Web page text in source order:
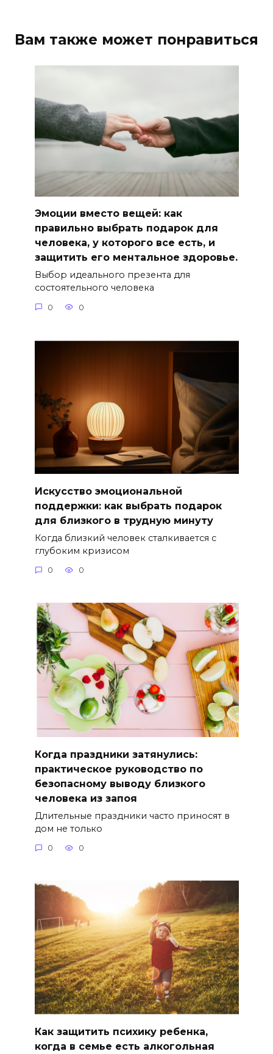
Вам также может понравиться
Эмоции вместо вещей: как
правильно выбрать подарок для
человека, у которого все есть, и
защитить его ментальное здоровье.
Выбор идеального презента для
состоятельного человека
0 0
Искусство эмоциональной
поддержки: как выбрать подарок
для близкого в трудную минуту
Когда близкий человек сталкивается с
глубоким кризисом
0 0
Когда праздники затянулись:
практическое руководство по
безопасному выводу близкого
человека из запоя
Длительные праздники часто приносят в
дом не только
0 0
Как защитить психику ребенка,
когда в семье есть алкогольная